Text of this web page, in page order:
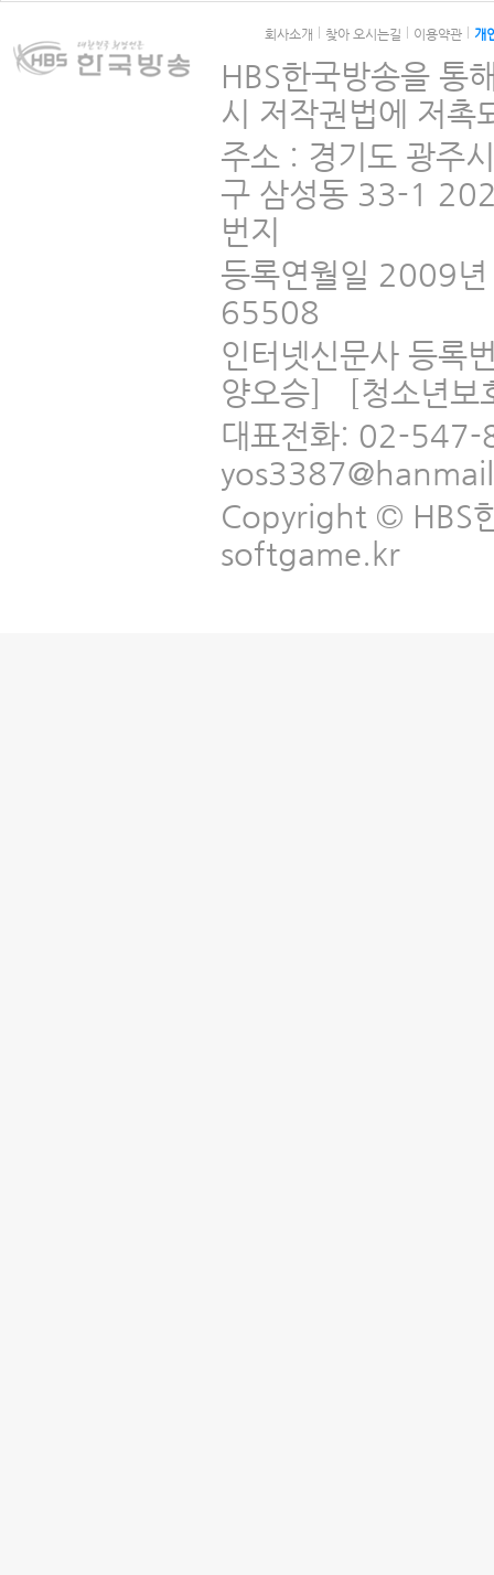
회사소개 찾아 오시는길 이용약관 개
HBS한국방송을 통
시 저작권법에 저촉
주소 : 경기도 광주
구 삼성동 33-1
번지
등록연월일 2009
65508
인터넷신문사 등
양오승] [청소년보
대표전화: 02-
Copyright © HBS
softgame.kr